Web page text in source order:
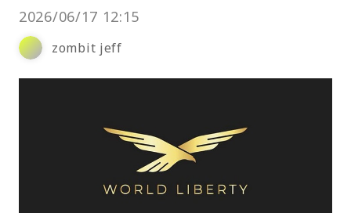
2026/06/17 12:15
zombit jeff